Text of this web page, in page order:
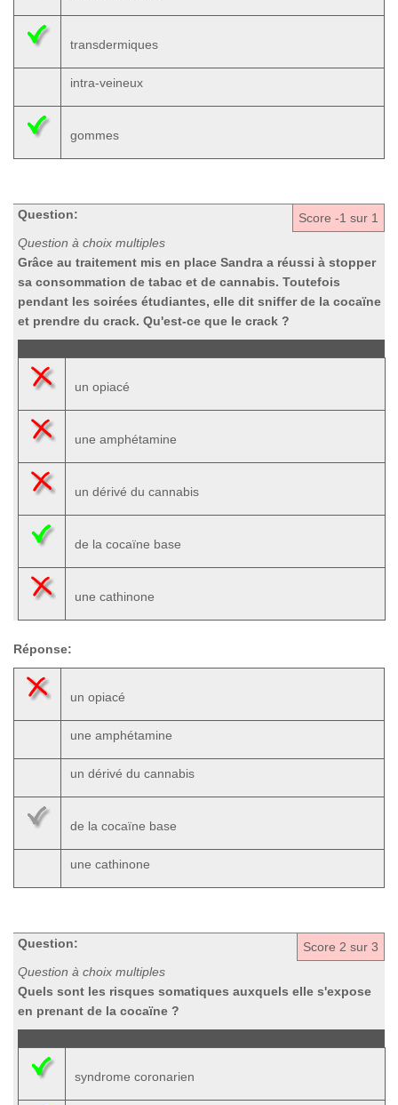
transdermiques
intra-veineux
gommes
Score -1 sur 1
Question:
Question à choix multiples
Grâce au traitement mis en place Sandra a réussi à stopper
sa consommation de tabac et de cannabis. Toutefois
pendant les soirées étudiantes, elle dit sniffer de la cocaïne
et prendre du crack. Qu'est-ce que le crack ?
un opiacé
une amphétamine
un dérivé du cannabis
de la cocaïne base
une cathinone
Réponse:
un opiacé
une amphétamine
un dérivé du cannabis
de la cocaïne base
une cathinone
Score 2 sur 3
Question:
Question à choix multiples
Quels sont les risques somatiques auxquels elle s'expose
en prenant de la cocaïne ?
syndrome coronarien